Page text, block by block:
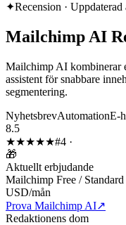
✦Recension · Uppdaterad
Mailchimp AI
Mailchimp AI kombinerar
assistent för snabbare
segmentering.
NyhetsbrevAutomationE-
8.5
★★★★★#4 ·
🎁
Aktuellt erbjudande
Mailchimp Free /
USD/mån
Prova Mailchimp AI↗
Redaktionens dom